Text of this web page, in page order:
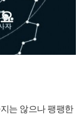
는 않으나 팽팽한